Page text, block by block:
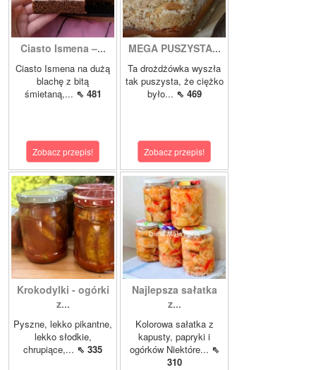
Ciasto Ismena –...
Ciasto Ismena na dużą
blachę z bitą
śmietaną,... ⇖ 481
Zobacz przepis!
MEGA PUSZYSTA...
Ta drożdżówka wyszła
tak puszysta, że ciężko
było... ⇖ 469
Zobacz przepis!
Krokodylki - ogórki
z...
Pyszne, lekko pikantne,
lekko słodkie,
chrupiące,... ⇖ 335
Najlepsza sałatka
z...
Kolorowa sałatka z
kapusty, papryki i
ogórków Niektóre... ⇖
310